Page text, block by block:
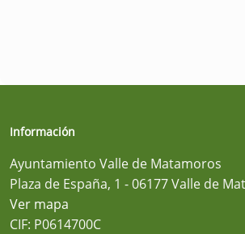
Información
Ayuntamiento Valle de Matamoros
Plaza de España, 1 - 06177 Valle de
Ver mapa
CIF: P0614700C